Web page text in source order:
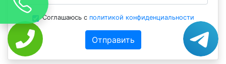
Соглашаюсь с политикой конфиденциальности
Отправить